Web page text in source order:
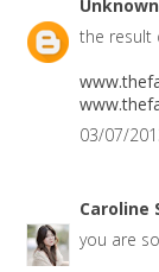
Unknown
the result
03/07/
Caroline
you are